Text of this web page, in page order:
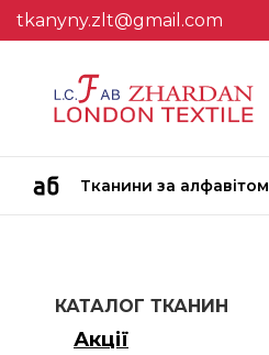
tkanyny.zlt@gmail.com
Тканини за алфавітом
КАТАЛОГ ТКАНИН
Акції